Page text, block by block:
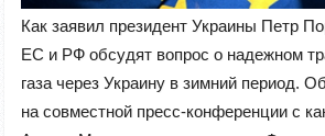
Как заявил президент Украины Петр
ЕС и РФ обсудят вопрос о надежном
газа через Украину в зимний период.
на совместной пресс-конференции с